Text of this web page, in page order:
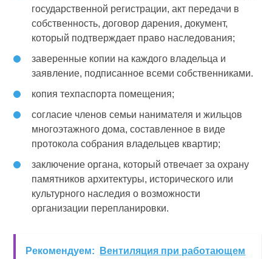
государственной регистрации, акт передачи в
собственность, договор дарения, документ,
который подтверждает право наследования;
заверенные копии на каждого владельца и
заявление, подписанное всеми собственниками.
копия техпаспорта помещения;
согласие членов семьи нанимателя и жильцов
многоэтажного дома, составленное в виде
протокола собрания владельцев квартир;
заключение органа, который отвечает за охрану
памятников архитектуры, исторического или
культурного наследия о возможности
организации перепланировки.
Рекомендуем:
Вентиляция при работающем